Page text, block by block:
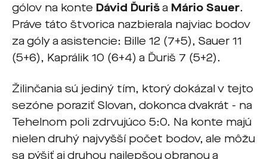
gólov na konte Dávid Ďuriša Mário Sauer.
Práve táto štvorica nazbierala najviac bodov
za góly a asistencie: Bille 12 (7+5), Sauer 11
(5+6), Kaprálik 10 (6+4) a Ďuriš 7 (5+2).
Žilinčania sú jediný tím, ktorý dokázal v tejto
sezóne poraziť Slovan, dokonca dvakrát - na
Tehelnom poli zdrvujúco 5:0. Na konte majú
nielen druhý najvyšší počet bodov, ale môžu
sa pýšiť aj druhou najlepšou obranou a